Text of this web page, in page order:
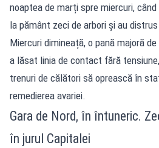
noaptea de marți spre miercuri,
la pământ zeci de arbori și au
Miercuri dimineață, o pană majoră
a lăsat linia de contact fără
trenuri de călători să oprească în
remedierea avariei.
Gara de Nord, în întuneric.
în jurul Capitalei